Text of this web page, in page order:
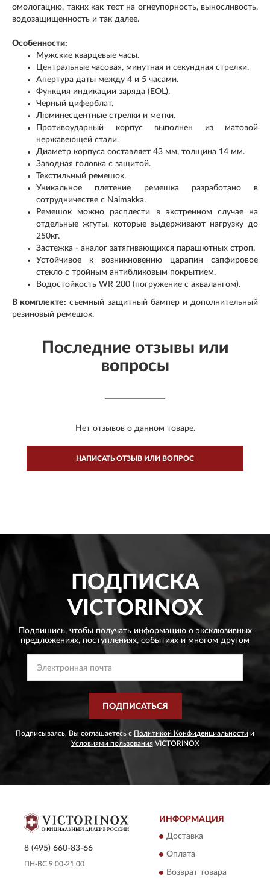
омологацию, таких как тест на огнеупорность, выносливость,
водозащищенность и так далее.
Особенности:
Мужские кварцевые часы.
Центральные часовая, минутная и секундная стрелки.
Апертура даты между 4 и 5 часами.
Функция индикации заряда (EOL).
Черный циферблат.
Люминесцентные стрелки и метки.
Противоударный корпус выполнен из матовой
нержавеющей стали.
Диаметр корпуса составляет 43 мм, толщина 14 мм.
Заводная головка с защитой.
Текстильный ремешок.
Уникальное плетение ремешка разработано в
сотрудничестве с Naimakka.
Ремешок можно расплести в экстренном случае на
отдельные жгуты, которые выдерживают нагрузку до
250кг.
Застежка - аналог затягивающихся парашютных строп.
Устойчивое к возникновению царапин сапфировое
стекло с тройным антибликовым покрытием.
Водостойкость WR 200 (погружение с аквалангом).
В комплекте: съемный защитный бампер и дополнительный
резиновый ремешок.
Последние отзывы или
вопросы
Нет отзывов о данном товаре.
НАПИСАТЬ ОТЗЫВ ИЛИ ВОПРОС
ПОДПИСКА
VICTORINOX
Подпишись, чтобы получать информацию о эксклюзивных
предложениях, поступлениях, событиях и многом другом
ПОДПИСАТЬСЯ
Подписываясь, Вы соглашаетесь с Политикой Конфиденциальности и
Условиями пользованияVICTORINOX
8 (495) 660-83-66
ПН-ВС 9:00-21:00
ИНФОРМАЦИЯ
Доставка
Оплата
Возврат товара